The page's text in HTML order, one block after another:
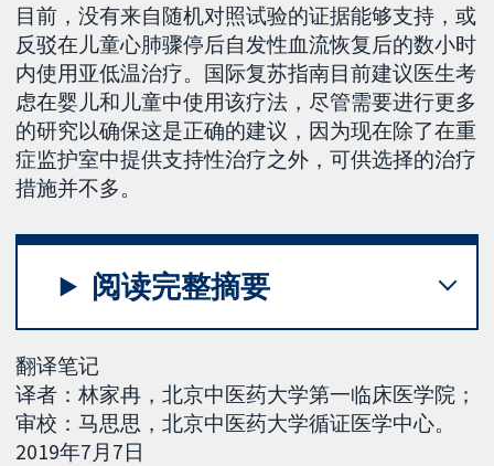
目前，没有来自随机对照试验的证据能够支持，或
反驳在儿童心肺骤停后自发性血流恢复后的数小时
内使用亚低温治疗。国际复苏指南目前建议医生考
虑在婴儿和儿童中使用该疗法，尽管需要进行更多
的研究以确保这是正确的建议，因为现在除了在重
症监护室中提供支持性治疗之外，可供选择的治疗
措施并不多。
阅读完整摘要
翻译笔记
译者：林家冉，北京中医药大学第一临床医学院；
审校：马思思，北京中医药大学循证医学中心。
2019年7月7日